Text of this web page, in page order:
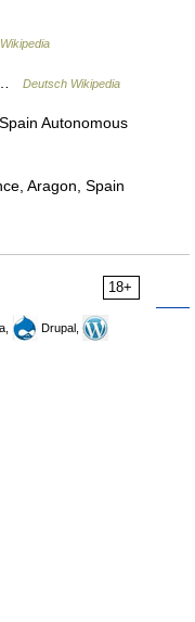
Wikipedia
… Deutsch Wikipedia
Autonomous
Aragon, Spain
18+
Drupal,